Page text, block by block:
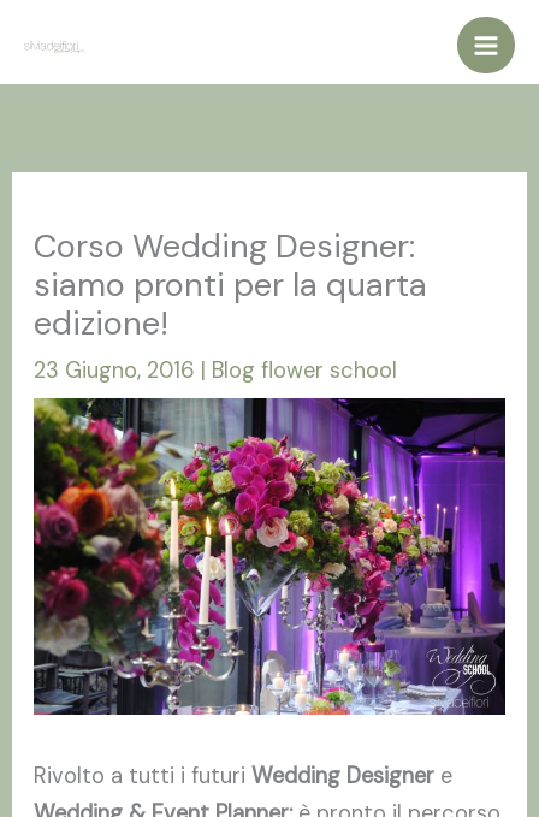
contenuto
Corso Wedding Designer:
siamo pronti per la quarta
edizione!
23 Giugno, 2016 | Blog flower school
Rivolto a tutti i futuriWedding Designer e